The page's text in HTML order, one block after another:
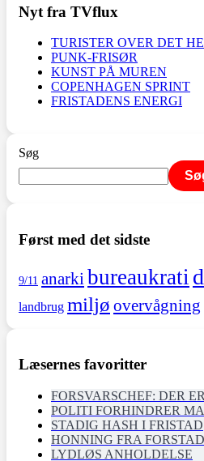
Nyt fra TVflux
TURISTER OVER DET
PUNK-FRISØR
KUNST PÅ MUREN
COPENHAGEN SPRINT
FRISTADENS ENERGI
Søg
Først med det sidste
9/11 anarki bureaukrati
landbrug miljø overvågning
Læsernes favoritter
FORSVARSCHEF: DER
POLITI FORHINDRER
STADIG HASH I FRISTAD
HONNING FRA
LYDLØS ANHOLDELSE